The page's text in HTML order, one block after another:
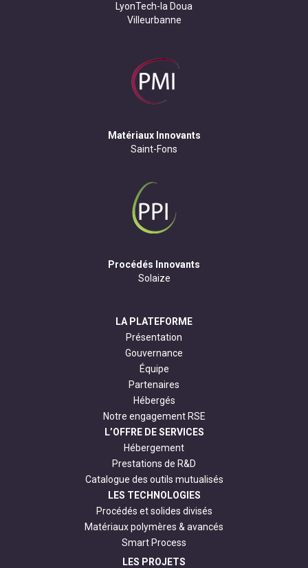
LyonTech-la Doua
Villeurbanne
Matériaux Innovants
Saint-Fons
Procédés Innovants
Solaize
LA PLATEFORME
Présentation
Gouvernance
Équipe
Partenaires
Hébergés
Notre engagement RSE
L’OFFRE DE SERVICES
Hébergement
Prestations de R&D
Catalogue des outils mutualisés
LES TECHNOLOGIES
Procédés et solides divisés
Matériaux polymères & avancés
Smart Process
LES PROJETS